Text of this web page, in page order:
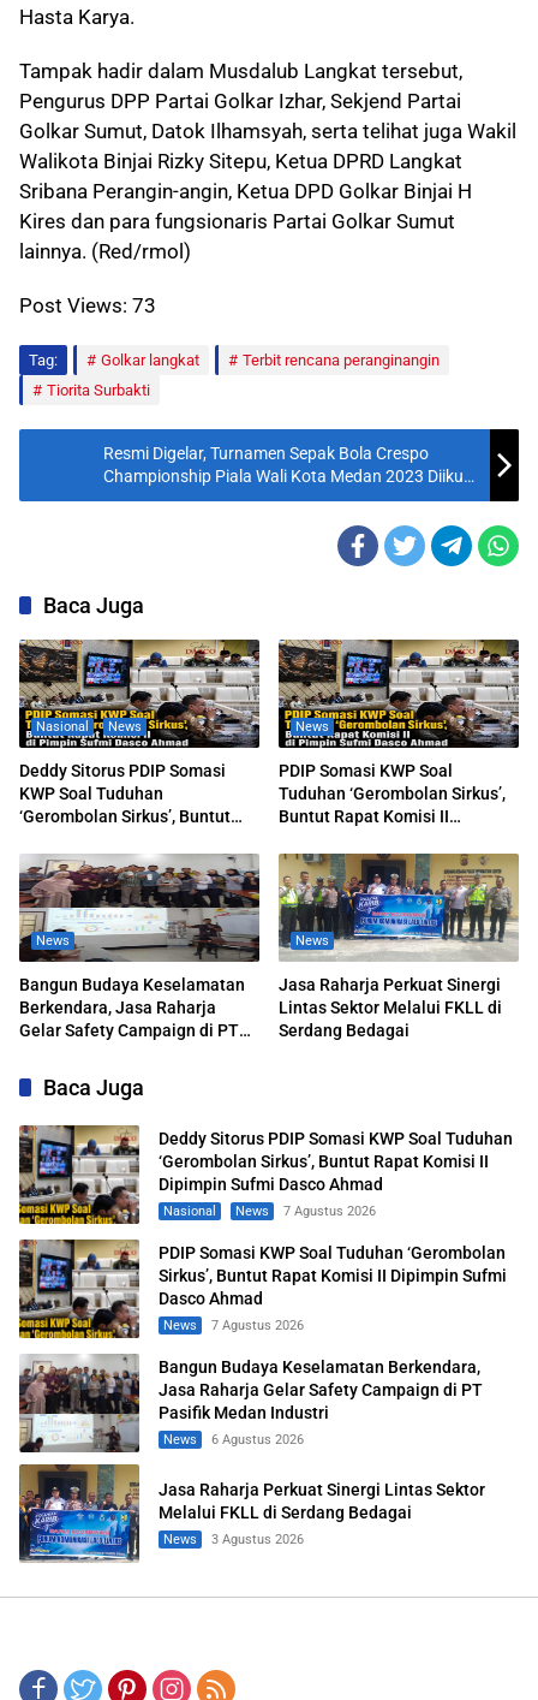
Hasta Karya.
Tampak hadir dalam Musdalub Langkat tersebut,
Pengurus DPP Partai Golkar Izhar, Sekjend Partai
Golkar Sumut, Datok Ilhamsyah, serta telihat juga Wakil
Walikota Binjai Rizky Sitepu, Ketua DPRD Langkat
Sribana Perangin-angin, Ketua DPD Golkar Binjai H
Kires dan para fungsionaris Partai Golkar Sumut
lainnya. (Red/rmol)
Post Views: 73
Tag: Golkar langkat
Terbit rencana peranginangin
Tiorita Surbakti
Resmi Digelar, Turnamen Sepak Bola Crespo
Championship Piala Wali Kota Medan 2023 Diikuti
41 Tim
Baca Juga
Nasional News
Deddy Sitorus PDIP Somasi
KWP Soal Tuduhan
‘Gerombolan Sirkus’, Buntut
Dasco Ahmad
News
PDIP Somasi KWP Soal
Tuduhan ‘Gerombolan Sirkus’,
Buntut Rapat Komisi II
News
Bangun Budaya Keselamatan
Berkendara, Jasa Raharja
Gelar Safety Campaign di PT
News
Jasa Raharja Perkuat Sinergi
Lintas Sektor Melalui FKLL di
Serdang Bedagai
Baca Juga
Deddy Sitorus PDIP Somasi KWP Soal Tuduhan
‘Gerombolan Sirkus’, Buntut Rapat Komisi II
Dipimpin Sufmi Dasco Ahmad
Nasional News 7 Agustus 2026
PDIP Somasi KWP Soal Tuduhan ‘Gerombolan
Sirkus’, Buntut Rapat Komisi II Dipimpin Sufmi
Dasco Ahmad
News 7 Agustus 2026
Bangun Budaya Keselamatan Berkendara,
Jasa Raharja Gelar Safety Campaign di PT
Pasifik Medan Industri
News 6 Agustus 2026
Jasa Raharja Perkuat Sinergi Lintas Sektor
Melalui FKLL di Serdang Bedagai
News 3 Agustus 2026